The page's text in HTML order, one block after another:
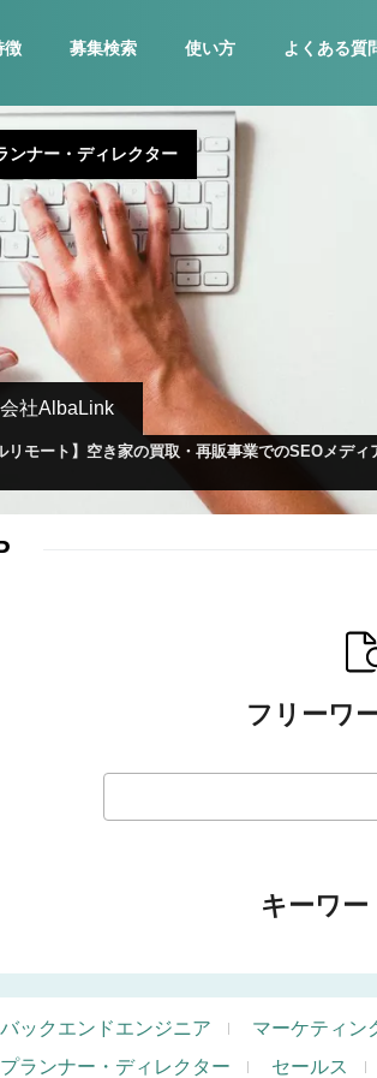
徴 募集検索 使い方 よくある質
社AlbaLink
リモート】空き家の買取・再販事業でのSEOメデ
ンナー・ディレクター
フリーワ
キーワ
バックエンドエンジニア マーケティン
プランナー・ディレクター
セールス